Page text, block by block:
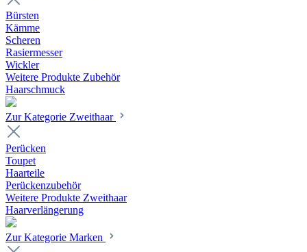
Bürsten
Kämme
Scheren
Rasiermesser
Wickler
Weitere Produkte Zubehör
Haarschmuck
Zur Kategorie Zweithaar
Perücken
Toupet
Haarteile
Perückenzubehör
Weitere Produkte Zweithaar
Haarverlängerung
Zur Kategorie Marken